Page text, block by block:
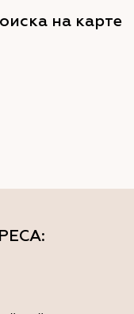
:
на карте